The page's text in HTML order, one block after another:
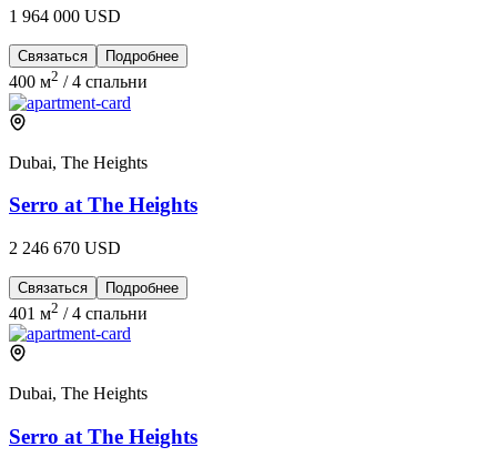
1 964 000 USD
Связаться Подробнее
400 м2 /4 спальни
Dubai, The Heights
Serro at The Heights
2 246 670 USD
Связаться Подробнее
401 м2 /4 спальни
Dubai, The Heights
Serro at The Heights